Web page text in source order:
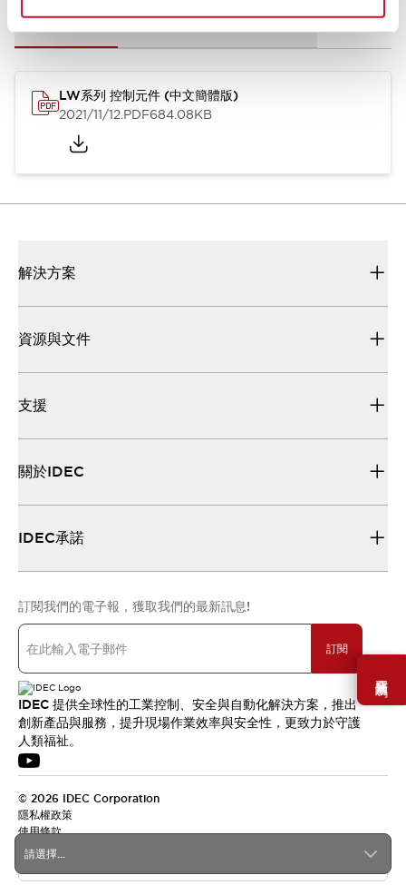
需要幫助嗎？
型錄和宣傳手冊 CAD檔 認證與標準 技術文件
LW系列 控制元件 (中文簡體版)
2021/11/12.PDF684.08KB
請選擇...
解決方案
資源與文件
支援
關於IDEC
IDEC承諾
訂閱我們的電子報，獲取我們的最新訊息!
訂閱
IDEC 提供全球性的工業控制、安全與自動化解決方案，推出
創新產品與服務，提升現場作業效率與安全性，更致力於守護
人類福祉。
© 2026 IDEC Corporation
隱私權政策
使用條款
台灣